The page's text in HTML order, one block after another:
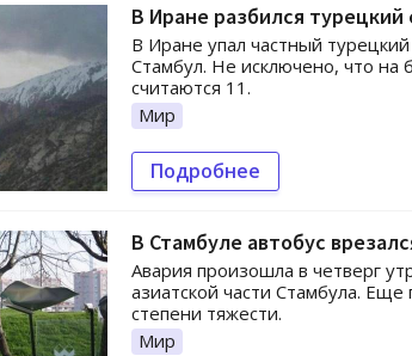
В Иране разбился
В Иране упал частный
Стамбул. Не исключено, что на
считаются 11.
Мир
Подробнее
В Стамбуле автобус
Авария произошла в четверг
азиатской части Стамбула.
степени тяжести.
Мир